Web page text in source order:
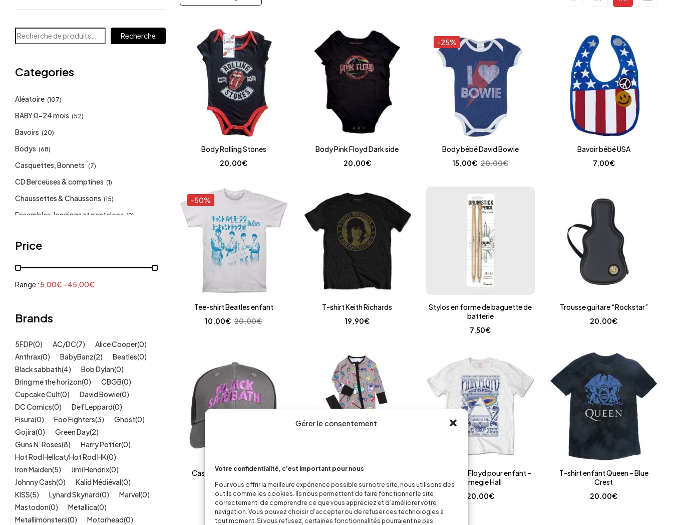
Gérer le consentement
Votre confidentialité, c’est important pour nous
Pour vous offrir la meilleure expérience possible sur notre site, nous utilisons des
outils comme les cookies. Ils nous permettent de faire fonctionner le site
correctement, de comprendre ce que vous appréciez et d’améliorer votre
navigation. Vous pouvez choisir d’accepter ou de refuser ces technologies à
tout moment. Si vous refusez, certaines fonctionnalités pourraient ne pas
Recherche
Categories
Aléatoire (107)
BABY 0-24 mois (52)
Bavoirs (20)
Bodys (68)
Casquettes, Bonnets (7)
CD Berceuses & comptines (1)
Chaussettes & Chaussons (15)
Ensembles, leggings et pantalons (9)
Mode Fille
Mode Garçon
Sweat, pulls, gilets (6)
Tétines (11)
Kids (209)
Outlet (40)
Univers (422)
!! Halloween !! (55)
NFL-Football Américain
Bikers/kustom (16)
Cinéma/Anime (73)
Cosplay, déguisements (31)
Gothique (39)
Hard rock (89)
Humour
Leopard, panthère
Price
Range : 5,00€ - 45,00€
Brands
5FDP(0) AC/DC(7) Alice Cooper(0)
Anthrax(0) BabyBanz(2) Beatles(0)
Black sabbath(4) Bob Dylan(0)
Bring me the horizon(0) CBGB(0)
Cupcake Cult(0) David Bowie(0)
DC Comics(0) Def Leppard(0)
Fisura(0) Foo Fighters(3) Ghost(0)
Gojira(0) Green Day(2)
Guns N’ Roses(8) Harry Potter(0)
Hot Rod Hellcat/Hot Rod HK(0)
Iron Maiden(5) Jimi Hendrix(0)
Johnny Cash(0) Kalid Médiéval(0)
KISS(5) Lynard Skynard(0) Marvel(0)
Mastodon(0) Metallica(0)
Metallimonsters(0) Motorhead(0)
Body Rolling Stones
20,00€
Body Pink Floyd Dark side
20,00€
-25%
Body bébé David Bowie
20,00€
15,00€
Bavoir bébé USA
7,00€
-50%
Tee-shirt Beatles enfant
20,00€
10,00€
T-shirt Keith Richards
19,90€
Stylos en forme de baguette de
batterie
7,50€
Trousse guitare “Rockstar”
20,00€
Casquette Black Sabbath
unisexe
20,00€
Rock’n Snooze - Pyjama Musical
Unisexe
25,00€
T-shirt Pink Floyd pour enfant –
Carnegie Hall
20,00€
T-shirt enfant Queen – Blue
Crest
20,00€